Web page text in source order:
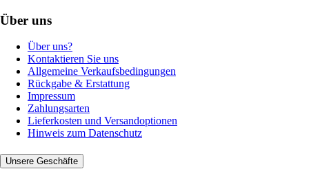
Über uns
Über uns?
Kontaktieren Sie uns
Allgemeine Verkaufsbedingungen
Rückgabe & Erstattung
Impressum
Zahlungsarten
Lieferkosten und Versandoptionen
Hinweis zum Datenschutz
Unsere Geschäfte